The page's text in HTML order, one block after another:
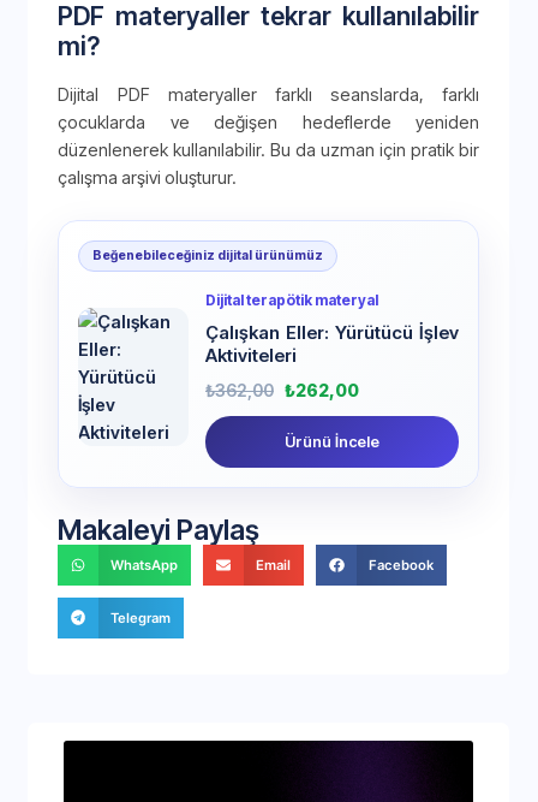
PDF materyaller tekrar kullanılabilir
mi?
Dijital PDF materyaller farklı seanslarda, farklı
çocuklarda ve değişen hedeflerde yeniden
düzenlenerek kullanılabilir. Bu da uzman için pratik bir
çalışma arşivi oluşturur.
Beğenebileceğiniz dijital ürünümüz
Dijital terapötik materyal
Çalışkan Eller: Yürütücü İşlev
Aktiviteleri
₺362,00 ₺262,00
Ürünü İncele
Makaleyi Paylaş
WhatsApp Email Facebook
Telegram